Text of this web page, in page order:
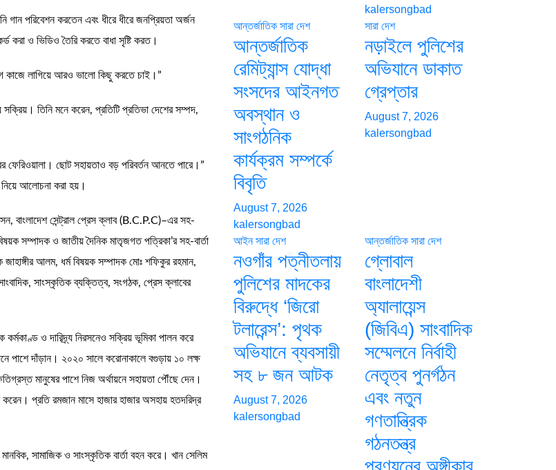
গান পরিবেশন করতেন এবং ধীরে ধীরে জনপ্রিয়তা অর্জন
করা ও ভিডিও তৈরি করতে বাধা সৃষ্টি করত।
লাগিয়ে আরও ভালো কিছু করতে চাই।”
সক্রিয়। তিনি মনে করেন, প্রতিটি প্রতিভা দেশের সম্পদ,
ফেরিওয়ালা। ছোট সহায়তাও বড় পরিবর্তন আনতে পারে।”
নিয়ে আলোচনা করা হয়।
বাংলাদেশ সেন্ট্রাল প্রেস ক্লাব (B.C.P.C)–এর সহ-
সম্পাদক ও জাতীয় দৈনিক মাতৃজগত পত্রিকা’র সহ-বার্তা
আলম, ধর্ম বিষয়ক সম্পাদক মোঃ শফিকুর রহমান,
সাংস্কৃতিক ব্যক্তিত্ব, সংগঠক, প্রেস ক্লাবের
কর্মকাণ্ড ও দারিদ্র্য নিরসনেও সক্রিয় ভূমিকা পালন করে
পাশে দাঁড়ান। ২০২০ সালে করোনাকালে বগুড়ায় ১০ লক্ষ
মানুষের পাশে নিজ অর্থায়নে সহায়তা পৌঁছে দেন।
প্রতি রমজান মাসে হাজার হাজার অসহায় হতদরিদ্র
সামাজিক ও সাংস্কৃতিক বার্তা বহন করে। খান সেলিম
kalersongbad
আন্তর্জাতিক সারা দেশ
আন্তর্জাতিক
রেমিট্যান্স যোদ্ধা
সংসদের আইনগত
অবস্থান ও
সাংগঠনিক
কার্যক্রম সম্পর্কে
বিবৃতি
August 7, 2026
kalersongbad
সারা দেশ
নড়াইলে পুলিশের
অভিযানে ডাকাত
গ্রেপ্তার
August 7, 2026
kalersongbad
আইন সারা দেশ
নওগাঁর পত্নীতলায়
পুলিশের মাদকের
বিরুদ্ধে ‘জিরো
টলারেন্স’: পৃথক
অভিযানে ব্যবসায়ী
সহ ৮ জন আটক
August 7, 2026
kalersongbad
আন্তর্জাতিক সারা দেশ
গ্লোবাল
বাংলাদেশী
অ্যালায়েন্স
(জিবিএ) সাংবাদিক
সম্মেলনে নির্বাহী
নেতৃত্ব পুনর্গঠন
এবং নতুন
গণতান্ত্রিক
গঠনতন্ত্র